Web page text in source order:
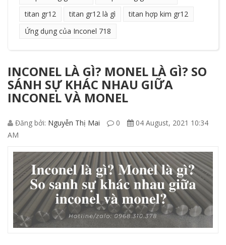
titan gr12
titan gr12 là gì
titan hợp kim gr12
Ứng dụng của Inconel 718
INCONEL LÀ GÌ? MONEL LÀ GÌ? SO
SÁNH SỰ KHÁC NHAU GIỮA
INCONEL VÀ MONEL
Đăng bởi: Nguyễn Thị Mai 0
04 August, 2021 10:34
AM